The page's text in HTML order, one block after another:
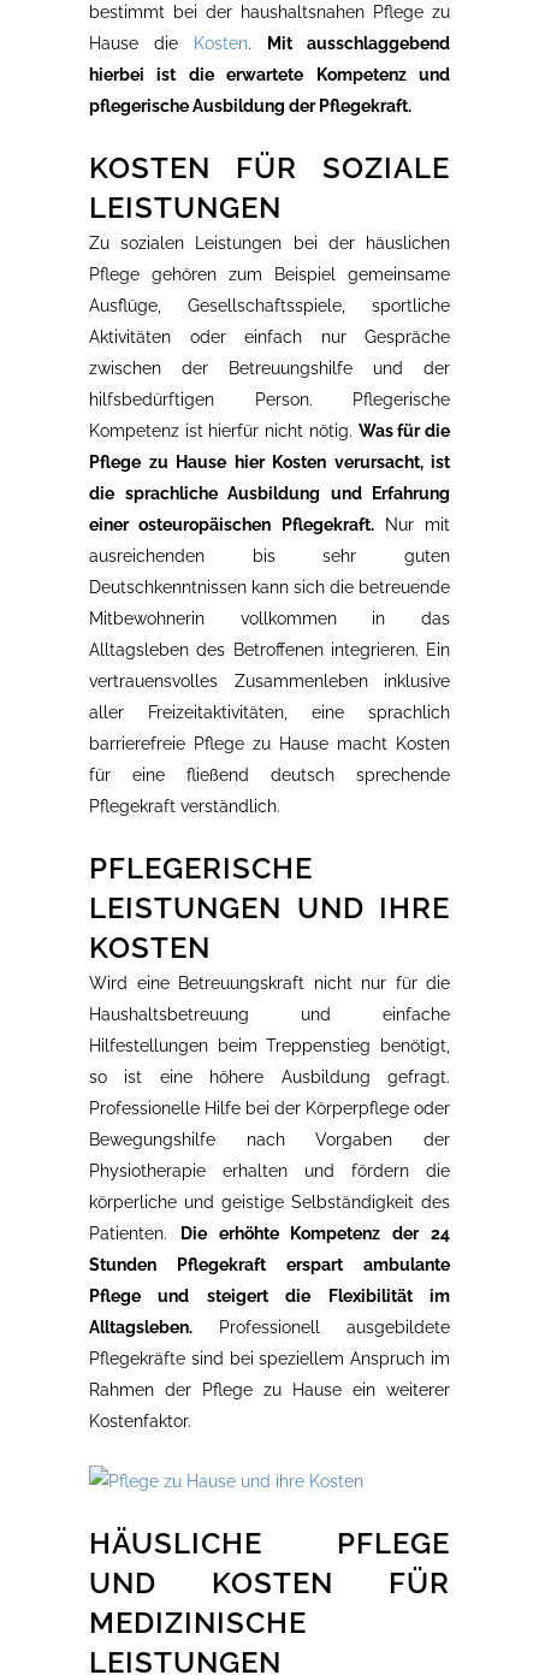
bestimmt bei der haushaltsnahen Pflege zu
Hause die
Kosten.
Mit ausschlaggebend
hierbei ist die erwartete Kompetenz und
pflegerische Ausbildung der Pflegekraft.
KOSTEN FÜR SOZIALE
LEISTUNGEN
Zu sozialen Leistungen bei der häuslichen
Pflege gehören zum Beispiel gemeinsame
Ausflüge, Gesellschaftsspiele, sportliche
Aktivitäten oder einfach nur Gespräche
zwischen der Betreuungshilfe und der
hilfsbedürftigen Person. Pflegerische
Kompetenz ist hierfür nicht nötig. Was für die
Pflege zu Hause hier Kosten verursacht, ist
die sprachliche Ausbildung und Erfahrung
einer osteuropäischen Pflegekraft.Nur mit
ausreichenden bis sehr guten
Deutschkenntnissen kann sich die betreuende
Mitbewohnerin vollkommen in das
Alltagsleben des Betroffenen integrieren. Ein
vertrauensvolles Zusammenleben inklusive
aller Freizeitaktivitäten, eine sprachlich
barrierefreie Pflege zu Hause macht Kosten
für eine fließend deutsch sprechende
Pflegekraft verständlich.
PFLEGERISCHE
LEISTUNGEN UND IHRE
KOSTEN
Wird eine Betreuungskraft nicht nur für die
Haushaltsbetreuung und einfache
Hilfestellungen beim Treppenstieg benötigt,
so ist eine höhere Ausbildung gefragt.
Professionelle Hilfe bei der Körperpflege oder
Bewegungshilfe nach Vorgaben der
Physiotherapie erhalten und fördern die
körperliche und geistige Selbständigkeit des
Patienten.
Die erhöhte Kompetenz der 24
Stunden Pflegekraft erspart ambulante
Pflege und steigert die Flexibilität im
Alltagsleben. Professionell ausgebildete
Pflegekräfte sind bei speziellem Anspruch im
Rahmen der Pflege zu Hause ein weiterer
Kostenfaktor.
HÄUSLICHE PFLEGE
UND KOSTEN FÜR
MEDIZINISCHE
LEISTUNGEN